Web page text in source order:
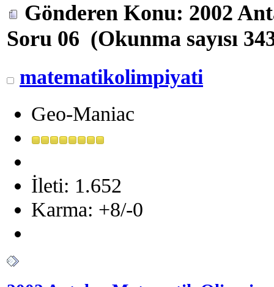
Gönderen Konu: 2002
Soru 06 (Okunma sayısı
matematikolimpiyati
Geo-Maniac
İleti: 1.652
Karma: +8/-0